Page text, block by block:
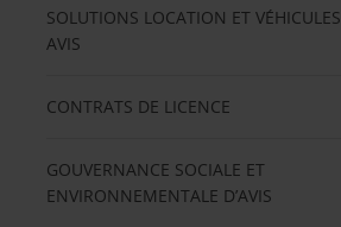
SOLUTIONS LOCATION ET VÉHICULES
AVIS
CONTRATS DE LICENCE
GOUVERNANCE SOCIALE ET
ENVIRONNEMENTALE D’AVIS